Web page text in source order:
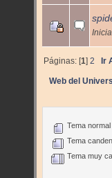
Páginas: [1]2 Ir
Web del
Tema normal
Tema
Tema muy